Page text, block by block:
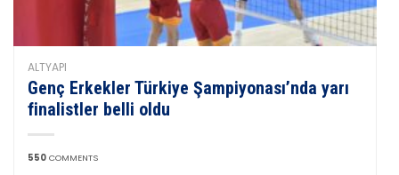
ALTYAPI
Genç Erkekler Türkiye Şampiyonası’nda yarı
finalistler belli oldu
550 COMMENTS